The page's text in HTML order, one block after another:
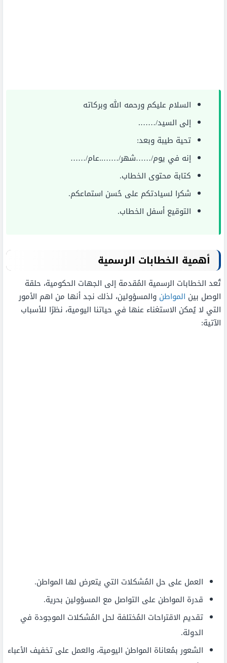
السلام عليكم ورحمه الله وبركاته
إلى السيد/…….
تحية طيبة وبعد:
إنه في يوم/……شهر/……..عام/……
كتابة محتوى الخطاب.
شكرا لسيادتكم على حُسن استماعكم.
التوقيع أسفل الخطاب.
أهمية الخطابات الرسمية
تُعد الخطابات الرسمية المُقدمة إلى الجهات الحكومية، حلقة
الوصل بين المواطن والمسؤولين، لذلك نجد أنها من اهم الأمور
التي لا يُمكن الاستغناء عنها في حياتنا اليومية، نظرًا للأسباب
الآتية:
العمل على حل المُشكلات التي يتعرض لها المواطن.
قدرة المواطن على التواصل مع المسؤولين بحرية.
تقديم الاقتراحات المُختلفة لحل المُشكلات الموجودة في
الدولة.
الشعور بمُعاناة المواطن اليومية، والعمل على تخفيف الأعباء